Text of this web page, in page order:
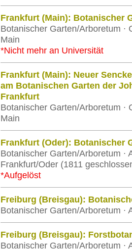
Frankfurt (Main): Botanischer
Botanischer Garten/Arboretum ·
Main
*Nicht mehr an Universität
Frankfurt (Main): Neuer
am Botanischen Garten der
Frankfurt
Botanischer Garten/Arboretum ·
Main
Frankfurt (Oder): Botanischer
Botanischer Garten/Arboretum ·
Frankfurt/Oder (1811
*Aufgelöst
Freiburg (Breisgau):
Botanischer Garten/Arboretum ·
Freiburg (Breisgau):
Botanischer Garten/Arboretum ·